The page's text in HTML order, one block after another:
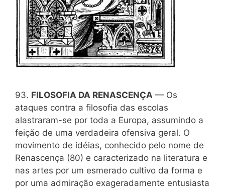
93. FILOSOFIA DA RENASCENÇA — Os
ataques contra a filosofia das escolas
alastraram-se por toda a Europa, assumindo a
feição de uma verdadeira ofensiva geral. O
movimento de idéias, conhecido pelo nome de
Renascença (80) e caracterizado na literatura e
nas artes por um esmerado cultivo da forma e
por uma admiração exageradamente entusiasta